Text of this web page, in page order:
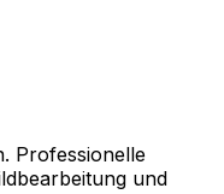
Professionelle
und